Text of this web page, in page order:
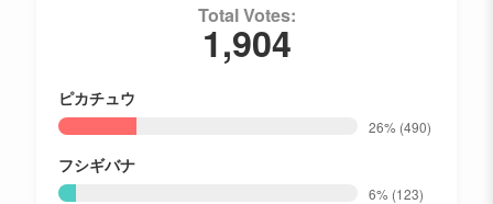
Total Votes:
1,904
ピカチュウ
26% (490)
フシギバナ
6% (123)